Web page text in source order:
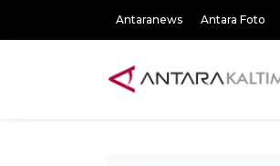
Antaranews Antara Foto